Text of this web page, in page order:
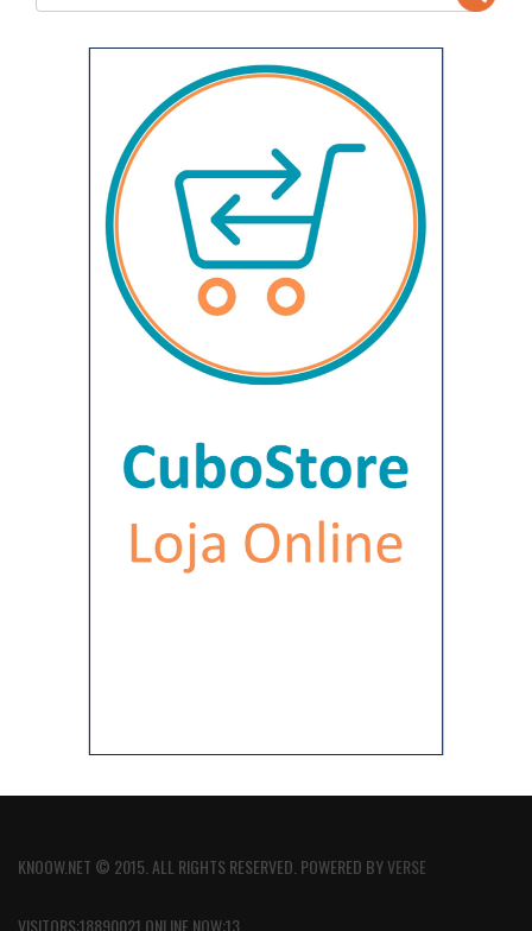
KNOOW.NET © 2015. ALL RIGHTS RESERVED. POWERED BYVERSE
VISITORS:18890021 ONLINE NOW:13